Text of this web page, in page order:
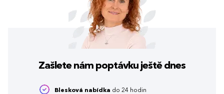
Zašlete nám poptávku ještě dnes
Blesková nabídka do 24 hodin